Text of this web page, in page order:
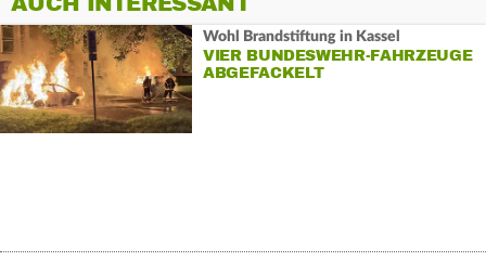
Wohl Brandstiftung in Kassel
VIER BUNDESWEHR-FAHRZEUGE
ABGEFACKELT